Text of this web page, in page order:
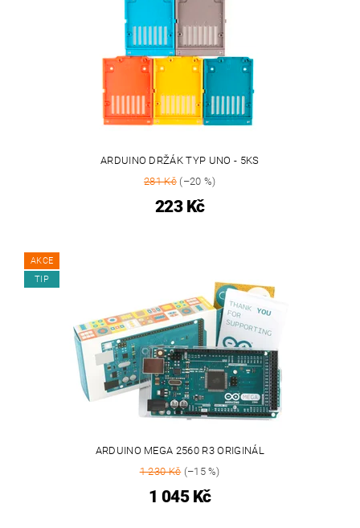
ARDUINO DRŽÁK TYP UNO - 5KS
281 Kč(–20 %)
223 Kč
AKCE
TIP
ARDUINO MEGA 2560 R3 ORIGINÁL
1 230 Kč(–15 %)
1 045 Kč